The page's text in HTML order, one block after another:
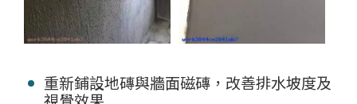
重新鋪設地磚與牆面磁磚，改善排水坡度及